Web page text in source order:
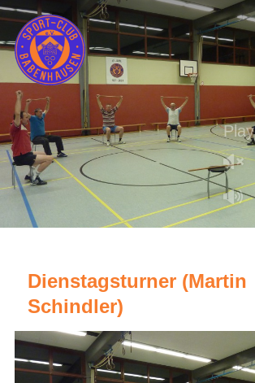
Play
Dienstagsturner (Martin
Schindler)